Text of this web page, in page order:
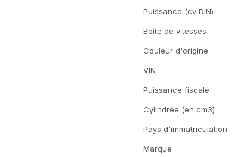
Puissance (cv DIN)
Boîte de vitesses
Couleur d'origine
VIN
Puissance fiscale
Cylindrée (en cm3)
Pays d'immatriculation
Marque